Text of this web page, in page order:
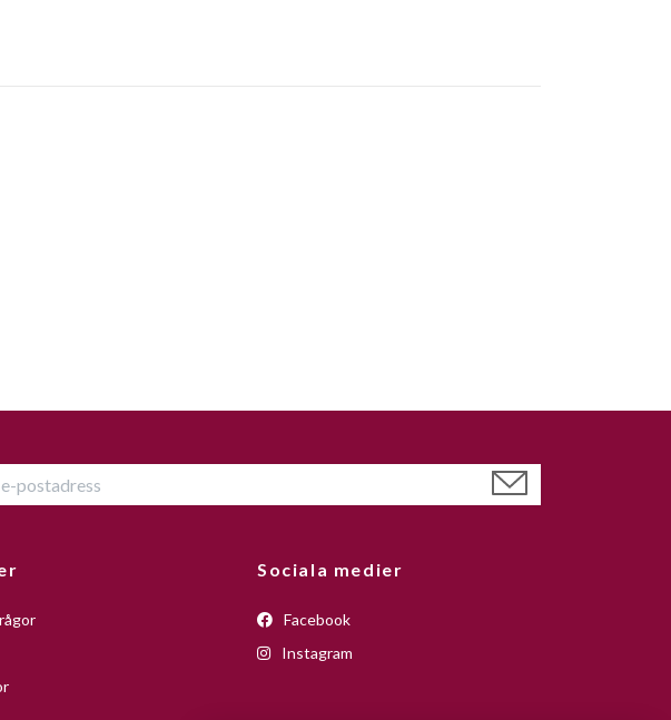
Sociala medier
Facebook
Instagram